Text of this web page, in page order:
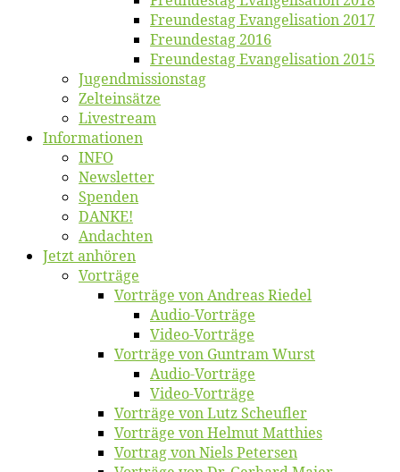
Freun­des­tag Evan­ge­li­sa­ti­on 2017
Freun­des­tag 2016
Freun­des­tag Evan­ge­li­sa­ti­on 2015
Jugend­mis­sions­tag
Zelt­ein­sät­ze
Live­stream
Informatio­nen
INFO
News­let­ter
Spen­den
DANKE!
An­dach­ten
Jetzt an­hö­ren
Vor­trä­ge
Vor­trä­ge von An­dre­as Riedel
Au­dio-Vor­trä­ge
Vi­deo-Vor­trä­ge
Vor­trä­ge von Gun­tram Wurst
Au­dio-Vor­trä­ge
Vi­deo-Vor­trä­ge
Vor­trä­ge von Lutz Scheufler
Vor­trä­ge von Hel­mut Matthies
Vor­trag von Niels Petersen